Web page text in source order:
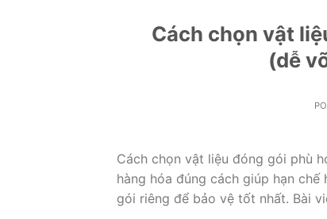
Cách chọn vật
(dễ
Cách chọn vật liệu đóng gói phù
hàng hóa đúng cách giúp hạn
gói riêng để bảo vệ tốt nhất. Bài